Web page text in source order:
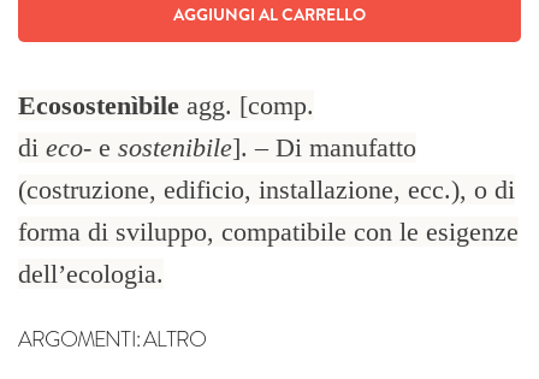
AGGIUNGI AL CARRELLO
Ecosostenìbile agg. [comp.
di eco- e sostenibile]. – Di manufatto
(costruzione, edificio, installazione, ecc.), o di
forma di sviluppo, compatibile con le esigenze
dell’ecologia.
ARGOMENTI:ALTRO